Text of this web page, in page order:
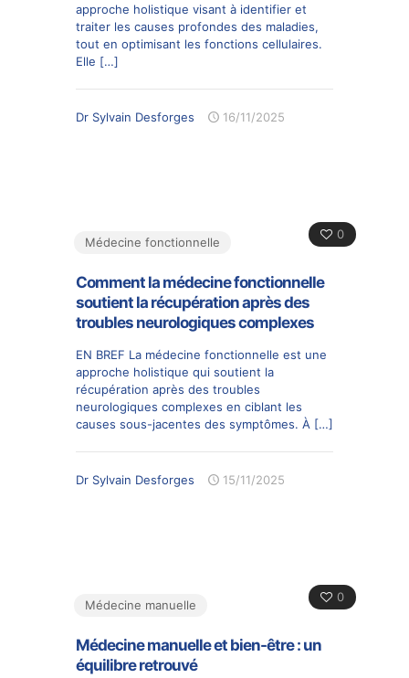
approche holistique visant à identifier et
traiter les causes profondes des maladies,
tout en optimisant les fonctions cellulaires.
Elle […]
Dr Sylvain Desforges 16/11/2025
0
Médecine fonctionnelle
Comment la médecine fonctionnelle
soutient la récupération après des
troubles neurologiques complexes
EN BREF La médecine fonctionnelle est une
approche holistique qui soutient la
récupération après des troubles
neurologiques complexes en ciblant les
causes sous-jacentes des symptômes. À […]
Dr Sylvain Desforges 15/11/2025
0
Médecine manuelle
Médecine manuelle et bien-être : un
équilibre retrouvé